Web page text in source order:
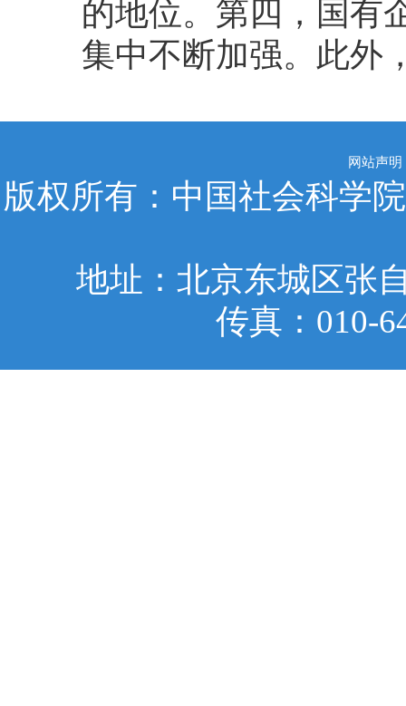
的地位。第四，国有
集中不断加强。此外
网站声明
版权所有：中国社会科学
地址：北京东城区张
传真：010-